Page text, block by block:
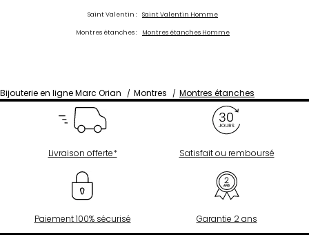
Saint Valentin : Saint Valentin Homme
Montres étanches : Montres étanches Homme
Bijouterie en ligne Marc Orian Montres Montres étanches
Livraison offerte* Satisfait ou remboursé
Paiement 100% sécurisé Garantie 2 ans